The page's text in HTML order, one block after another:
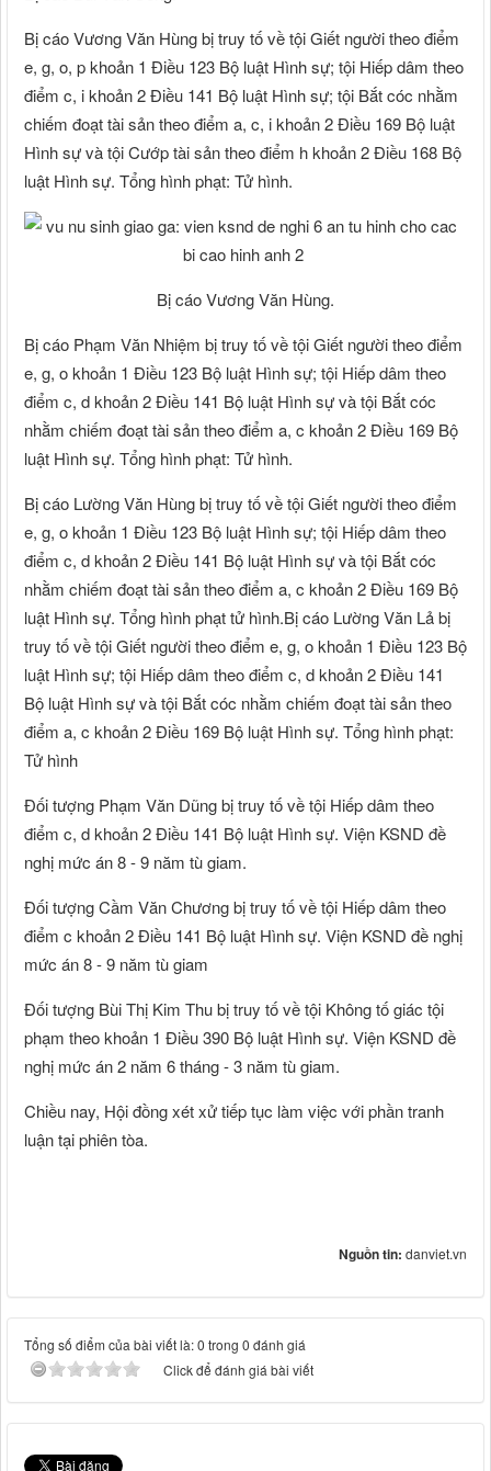
Bị cáo Vương Văn Hùng bị truy tố về tội Giết người theo điểm
e, g, o, p khoản 1 Điều 123 Bộ luật Hình sự; tội Hiếp dâm theo
điểm c, i khoản 2 Điều 141 Bộ luật Hình sự; tội Bắt cóc nhằm
chiếm đoạt tài sản theo điểm a, c, i khoản 2 Điều 169 Bộ luật
Hình sự và tội Cướp tài sản theo điểm h khoản 2 Điều 168 Bộ
luật Hình sự. Tổng hình phạt: Tử hình.
Bị cáo Vương Văn Hùng.
Bị cáo Phạm Văn Nhiệm bị truy tố về tội Giết người theo điểm
e, g, o khoản 1 Điều 123 Bộ luật Hình sự; tội Hiếp dâm theo
điểm c, d khoản 2 Điều 141 Bộ luật Hình sự và tội Bắt cóc
nhằm chiếm đoạt tài sản theo điểm a, c khoản 2 Điều 169 Bộ
luật Hình sự. Tổng hình phạt: Tử hình.
Bị cáo Lường Văn Hùng bị truy tố về tội Giết người theo điểm
e, g, o khoản 1 Điều 123 Bộ luật Hình sự; tội Hiếp dâm theo
điểm c, d khoản 2 Điều 141 Bộ luật Hình sự và tội Bắt cóc
nhằm chiếm đoạt tài sản theo điểm a, c khoản 2 Điều 169 Bộ
luật Hình sự. Tổng hình phạt tử hình.Bị cáo Lường Văn Lả bị
truy tố về tội Giết người theo điểm e, g, o khoản 1 Điều 123 Bộ
luật Hình sự; tội Hiếp dâm theo điểm c, d khoản 2 Điều 141
Bộ luật Hình sự và tội Bắt cóc nhằm chiếm đoạt tài sản theo
điểm a, c khoản 2 Điều 169 Bộ luật Hình sự. Tổng hình phạt:
Tử hình
Đối tượng Phạm Văn Dũng bị truy tố về tội Hiếp dâm theo
điểm c, d khoản 2 Điều 141 Bộ luật Hình sự. Viện KSND đề
nghị mức án 8 - 9 năm tù giam.
Đối tượng Cầm Văn Chương bị truy tố về tội Hiếp dâm theo
điểm c khoản 2 Điều 141 Bộ luật Hình sự. Viện KSND đề nghị
mức án 8 - 9 năm tù giam
Đối tượng Bùi Thị Kim Thu bị truy tố về tội Không tố giác tội
phạm theo khoản 1 Điều 390 Bộ luật Hình sự. Viện KSND đề
nghị mức án 2 năm 6 tháng - 3 năm tù giam.
Chiều nay, Hội đồng xét xử tiếp tục làm việc với phần tranh
luận tại phiên tòa.
Nguồn tin: danviet.vn
Tổng số điểm của bài viết là: 0 trong 0 đánh giá
Click để đánh giá bài viết